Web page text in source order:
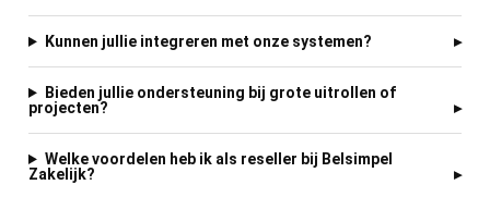
Kunnen jullie integreren met onze systemen?
Bieden jullie ondersteuning bij grote uitrollen of
projecten?
Welke voordelen heb ik als reseller bij Belsimpel
Zakelijk?